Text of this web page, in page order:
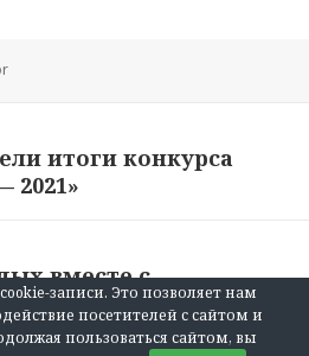
итоги конкурса
2021»
вместе с
записи. Это позволяет нам
посетителей с сайтом и
пользоваться сайтом, вы